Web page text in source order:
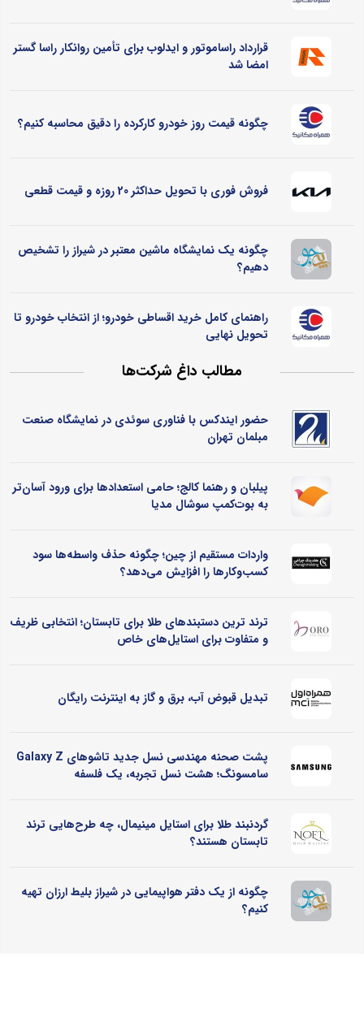
قرارداد راساموتور و ایدلوب برای تأمین روانکار راسا گستر
امضا شد
چگونه قیمت روز خودرو کارکرده را دقیق محاسبه کنیم؟
فروش فوری با تحویل حداکثر 20 روزه و قیمت قطعی
چگونه یک نمایشگاه ماشین معتبر در شیراز را تشخیص
دهیم؟
راهنمای کامل خرید اقساطی خودرو؛ از انتخاب خودرو تا
تحویل نهایی
مطالب داغ شرکت‌ها
حضور ایندکس با فناوری سوئدی در نمایشگاه صنعت
مبلمان تهران
پیلبان و رهنما کالج؛ حامی استعدادها برای ورود آسان‌تر
به بوت‌کمپ سوشال مدیا
واردات مستقیم از چین؛ چگونه حذف واسطه‌ها سود
کسب‌وکارها را افزایش می‌دهد؟
ترند ترین دستبندهای طلا برای تابستان؛ انتخابی ظریف
و متفاوت برای استایل‌های خاص
تبدیل قبوض آب، برق و گاز به اینترنت رایگان
پشت صحنه مهندسی نسل جدید تاشوهای Galaxy Z
سامسونگ؛ هشت نسل تجربه، یک فلسفه
گردنبند طلا برای استایل مینیمال، چه طرح‌هایی ترند
تابستان هستند؟
چگونه از یک دفتر هواپیمایی در شیراز بلیط ارزان تهیه
کنیم؟